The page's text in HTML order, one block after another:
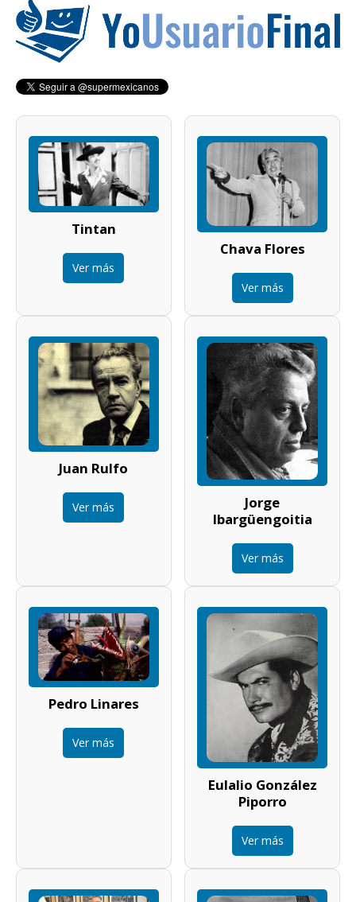
Tintan
Ver más
Chava Flores
Ver más
Juan Rulfo
Ver más
Jorge
Ibargüengoitia
Ver más
Pedro Linares
Ver más
Eulalio González
Piporro
Ver más